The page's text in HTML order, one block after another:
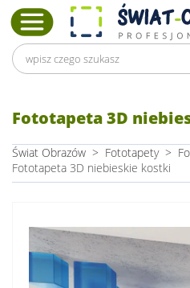
Fototapeta 3D
Świat Obrazów > Fototapety >
Fototapeta 3D niebieskie kostki